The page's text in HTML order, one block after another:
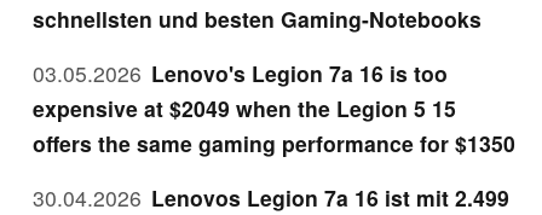
schnellsten und besten Gaming-Notebooks
03.05.2026 Lenovo's Legion 7a 16 is too
expensive at $2049 when the Legion 5 15
offers the same gaming performance for $1350
30.04.2026 Lenovos Legion 7a 16 ist mit 2.499